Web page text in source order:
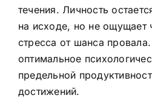
течения. Личность
на исходе, но не ощущает
стресса от шанса
оптимальное
предельной
достижений.